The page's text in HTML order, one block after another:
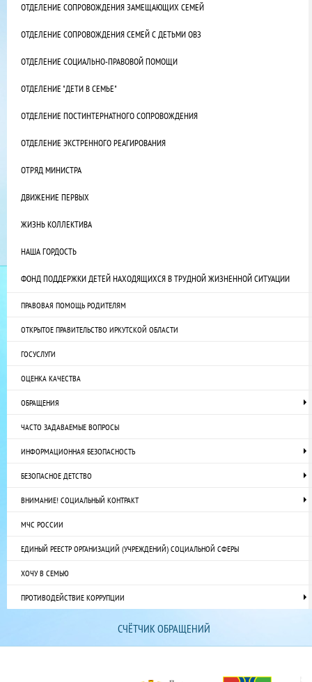
ОТДЕЛЕНИЕ СОПРОВОЖДЕНИЯ ЗАМЕЩАЮЩИХ СЕМЕЙ
ОТДЕЛЕНИЕ СОПРОВОЖДЕНИЯ СЕМЕЙ С ДЕТЬМИ ОВЗ
ОТДЕЛЕНИЕ СОЦИАЛЬНО-ПРАВОВОЙ ПОМОЩИ
ОТДЕЛЕНИЕ "ДЕТИ В СЕМЬЕ"
ОТДЕЛЕНИЕ ПОСТИНТЕРНАТНОГО СОПРОВОЖДЕНИЯ
ОТДЕЛЕНИЕ ЭКСТРЕННОГО РЕАГИРОВАНИЯ
ОТРЯД МИНИСТРА
ДВИЖЕНИЕ ПЕРВЫХ
ЖИЗНЬ КОЛЛЕКТИВА
НАША ГОРДОСТЬ
ФОНД ПОДДЕРЖКИ ДЕТЕЙ НАХОДЯЩИХСЯ В ТРУДНОЙ ЖИЗНЕННОЙ СИТУАЦИИ
ПРАВОВАЯ ПОМОЩЬ РОДИТЕЛЯМ
ОТКРЫТОЕ ПРАВИТЕЛЬСТВО ИРКУТСКОЙ ОБЛАСТИ
ГОСУСЛУГИ
ОЦЕНКА КАЧЕСТВА
ОБРАЩЕНИЯ
ЧАСТО ЗАДАВАЕМЫЕ ВОПРОСЫ
ИНФОРМАЦИОННАЯ БЕЗОПАСНОСТЬ
БЕЗОПАСНОЕ ДЕТСТВО
ВНИМАНИЕ! СОЦИАЛЬНЫЙ КОНТРАКТ
МЧС РОССИИ
ЕДИНЫЙ РЕЕСТР ОРГАНИЗАЦИЙ (УЧРЕЖДЕНИЙ) СОЦИАЛЬНОЙ СФЕРЫ
ХОЧУ В СЕМЬЮ
ПРОТИВОДЕЙСТВИЕ КОРРУПЦИИ
СЧЁТЧИК ОБРАЩЕНИЙ